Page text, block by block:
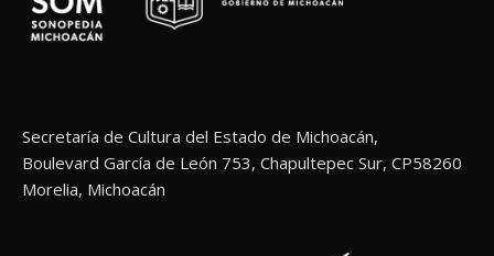
Secretaría de Cultura del Estado de Michoacán,
Boulevard García de León 753, Chapultepec Sur, CP58260
Morelia, Michoacán